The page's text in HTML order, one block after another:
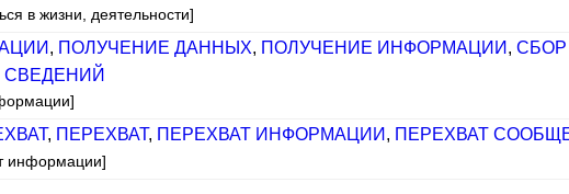
в жизни, деятельности]
, ПОЛУЧЕНИЕ ДАННЫХ, ПОЛУЧЕНИЕ ИНФОРМАЦИИ ,
СВЕДЕНИЙ
, ПЕРЕХВАТ, ПЕРЕХВАТ ИНФОРМАЦИИ , ПЕРЕХВАТ
информации]